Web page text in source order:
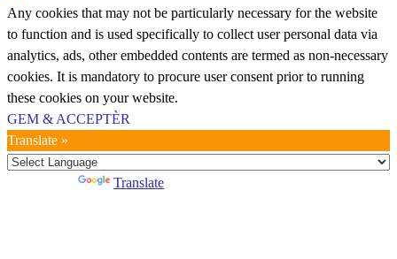
Any cookies that may not be particularly necessary for the website
to function and is used specifically to collect user personal data via
analytics, ads, other embedded contents are termed as non-necessary
cookies. It is mandatory to procure user consent prior to running
these cookies on your website.
GEM & ACCEPTÈR
Translate »
Translate